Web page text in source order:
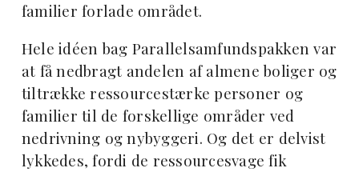
familier forlade området.
Hele idéen bag Parallelsamfundspakken var
at få nedbragt andelen af almene boliger og
tiltrække ressourcestærke personer og
familier til de forskellige områder ved
nedrivning og nybyggeri. Og det er delvist
lykkedes, fordi de ressourcesvage fik